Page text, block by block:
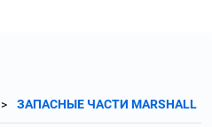
ЗАПАСНЫЕ ЧАСТИ MARSHALL